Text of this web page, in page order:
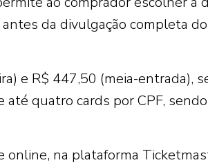
da divulgação completa
e R$ 447,50 (meia-entrada),
até quatro cards por CPF,
online, na plataforma